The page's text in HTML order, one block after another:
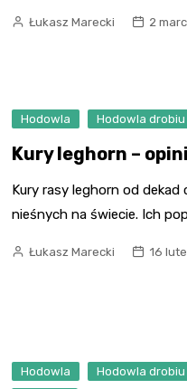
Łukasz Marecki 2
Hodowla Hodowla drobiu
Kury leghorn –
Kury rasy leghorn od dekad
nieśnych na świecie. Ich
Łukasz Marecki 16
Hodowla Hodowla drobiu